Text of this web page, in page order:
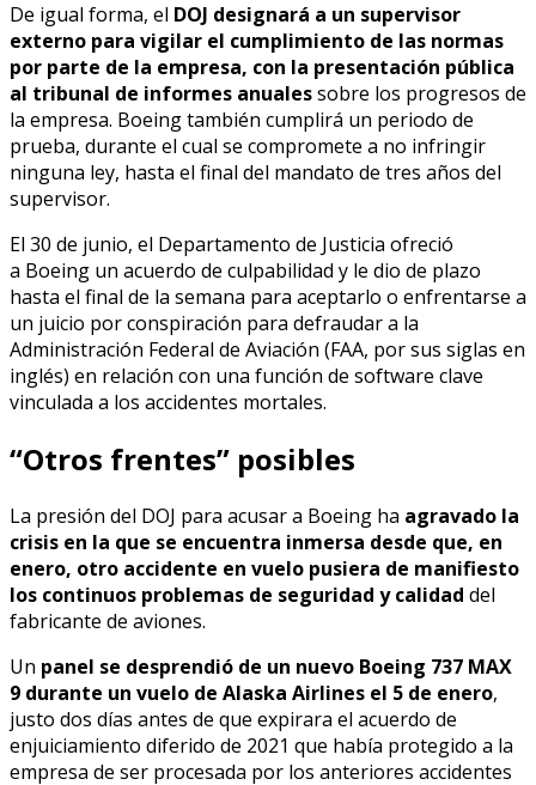
De igual forma, el DOJ designará a un supervisor
externo para vigilar el cumplimiento de las normas
por parte de la empresa, con la presentación pública
al tribunal de informes anualessobre los progresos de
la empresa. Boeing también cumplirá un periodo de
prueba, durante el cual se compromete a no infringir
ninguna ley, hasta el final del mandato de tres años del
supervisor.
El 30 de junio, el Departamento de Justicia ofreció
a Boeing un acuerdo de culpabilidad y le dio de plazo
hasta el final de la semana para aceptarlo o enfrentarse a
un juicio por conspiración para defraudar a la
Administración Federal de Aviación (FAA, por sus siglas en
inglés) en relación con una función de software clave
vinculada a los accidentes mortales.
“Otros frentes” posibles
La presión del DOJ para acusar a Boeing ha agravado la
crisis en la que se encuentra inmersa desde que, en
enero, otro accidente en vuelo pusiera de manifiesto
los continuos problemas de seguridad y calidad del
fabricante de aviones.
Un panel se desprendió de un nuevo Boeing 737 MAX
9 durante un vuelo de Alaska Airlines el 5 de enero,
justo dos días antes de que expirara el acuerdo de
enjuiciamiento diferido de 2021 que había protegido a la
empresa de ser procesada por los anteriores accidentes